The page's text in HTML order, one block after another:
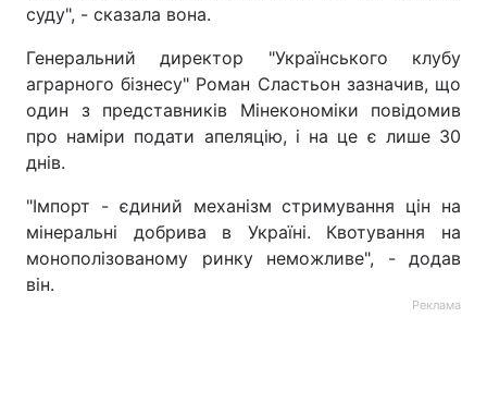
суду", - сказала вона.
Генеральний директор "Українського клубу
аграрного бізнесу" Роман Сластьон зазначив, що
один з представників Мінекономіки повідомив
про наміри подати апеляцію, і на це є лише 30
днів.
"Імпорт - єдиний механізм стримування цін на
мінеральні добрива в Україні. Квотування на
монополізованому ринку неможливе", - додав
він.
Реклама